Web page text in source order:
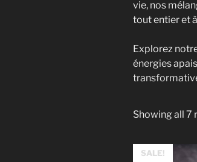
vie, nos
tout entier et
Explorez
énergies
Showing all 7
SALE!